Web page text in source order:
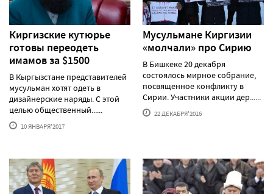
Киргизские кутюрье
готовы переодеть
имамов за $1500
В Кыргызстане представителей
мусульман хотят одеть в
дизайнерские наряды. С этой
целью общественный......
10 ЯНВАРЯ'2017
Мусульмане Киргизии
«молчали» про Сирию
В Бишкеке 20 декабря
состоялось мирное собрание,
посвященное конфликту в
Сирии. Участники акции дер......
22 ДЕКАБРЯ'2016